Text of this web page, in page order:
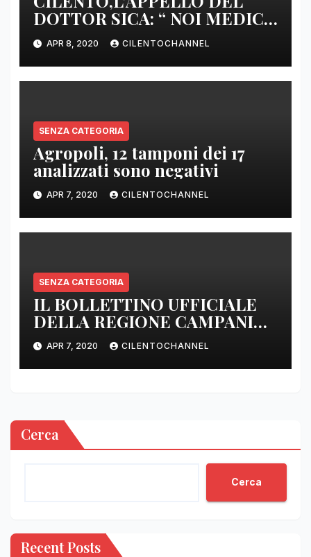
DOTTOR SICA: “ NOI MEDICI
DI BASE SIAMO SENZA ARMI
E SENZA PRESIDI”
APR 8, 2020 CILENTOCHANNEL
SENZA CATEGORIA
Agropoli, 12 tamponi dei 17
analizzati sono negativi
APR 7, 2020 CILENTOCHANNEL
SENZA CATEGORIA
IL BOLLETTINO UFFICIALE
DELLA REGIONE CAMPANIA
DELLE ORE 22.00
APR 7, 2020 CILENTOCHANNEL
Cerca
Cerca
Recent Posts